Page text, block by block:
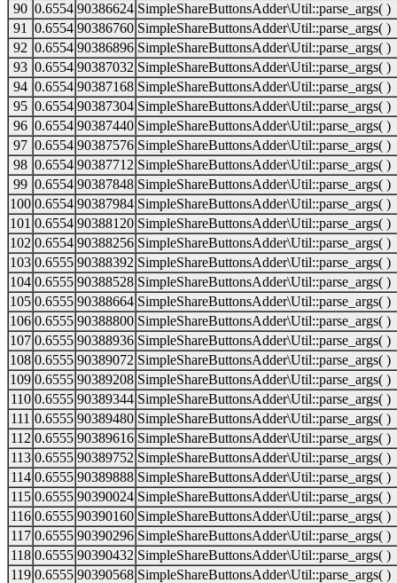
90 0.6554 90386624 SimpleShareButtonsAdder\Util::parse_args( )
91
0.6554 90386760 SimpleShareButtonsAdder\Util::parse_args( )
92 0.6554 90386896 SimpleShareButtonsAdder\Util::parse_args( )
93 0.6554 90387032 SimpleShareButtonsAdder\Util::parse_args( )
94 0.6554 90387168 SimpleShareButtonsAdder\Util::parse_args( )
95 0.6554 90387304 SimpleShareButtonsAdder\Util::parse_args( )
96 0.6554 90387440 SimpleShareButtonsAdder\Util::parse_args( )
97 0.6554 90387576 SimpleShareButtonsAdder\Util::parse_args( )
98 0.6554 90387712 SimpleShareButtonsAdder\Util::parse_args( )
99 0.6554 90387848 SimpleShareButtonsAdder\Util::parse_args( )
100 0.6554 90387984 SimpleShareButtonsAdder\Util::parse_args( )
101 0.6554 90388120 SimpleShareButtonsAdder\Util::parse_args( )
102 0.6554 90388256 SimpleShareButtonsAdder\Util::parse_args( )
103 0.6555 90388392 SimpleShareButtonsAdder\Util::parse_args( )
104 0.6555 90388528 SimpleShareButtonsAdder\Util::parse_args( )
105 0.6555 90388664 SimpleShareButtonsAdder\Util::parse_args( )
106 0.6555 90388800 SimpleShareButtonsAdder\Util::parse_args( )
107 0.6555 90388936 SimpleShareButtonsAdder\Util::parse_args( )
108 0.6555 90389072 SimpleShareButtonsAdder\Util::parse_args( )
109 0.6555 90389208 SimpleShareButtonsAdder\Util::parse_args( )
110 0.6555 90389344 SimpleShareButtonsAdder\Util::parse_args( )
111 0.6555 90389480 SimpleShareButtonsAdder\Util::parse_args( )
112 0.6555 90389616 SimpleShareButtonsAdder\Util::parse_args( )
113 0.6555 90389752 SimpleShareButtonsAdder\Util::parse_args( )
114 0.6555 90389888 SimpleShareButtonsAdder\Util::parse_args( )
115 0.6555 90390024 SimpleShareButtonsAdder\Util::parse_args( )
116 0.6555 90390160 SimpleShareButtonsAdder\Util::parse_args( )
117 0.6555 90390296 SimpleShareButtonsAdder\Util::parse_args( )
118 0.6555 90390432 SimpleShareButtonsAdder\Util::parse_args( )
119 0.6555 90390568 SimpleShareButtonsAdder\Util::parse_args( )